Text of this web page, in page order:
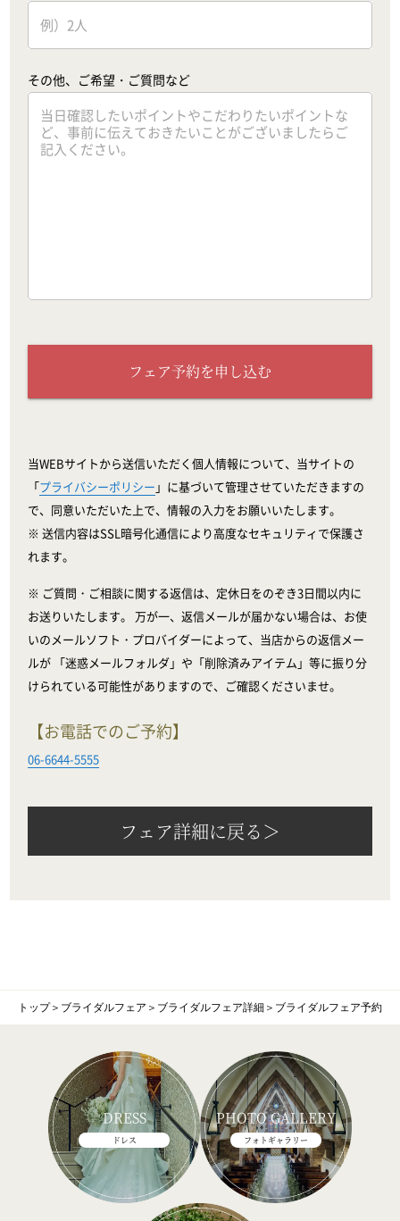
その他、ご希望・ご質問など
フェア予約を申し込む
当WEBサイトから送信いただく個人情報について、当サイトの
「プライバシーポリシー 」に基づいて管理させていただきますの
で、同意いただいた上で、情報の入力をお願いいたします。
※ 送信内容はSSL暗号化通信により高度なセキュリティで保護さ
れます。
※ ご質問・ご相談に関する返信は、定休日をのぞき3日間以内に
お送りいたします。 万が一、返信メールが届かない場合は、お使
いのメールソフト・プロバイダーによって、当店からの返信メー
ルが 「迷惑メールフォルダ」や「削除済みアイテム」等に振り分
けられている可能性がありますので、ご確認くださいませ。
【お電話でのご予約】
06-6644-5555
フェア詳細に戻る＞
トップ＞ ブライダルフェア ＞ ブライダルフェア詳細 ＞ ブライダルフェア予約
DRESS
ドレス
PHOTO GALLERY
フォトギャラリー